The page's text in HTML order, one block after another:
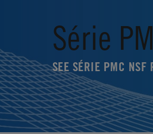
Série
SEE SÉRIE PMC NSF